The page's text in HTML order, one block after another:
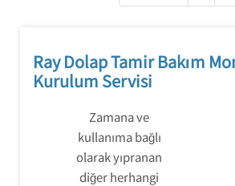
Ray Dolap Tamir Bakım
Kurulum Servisi
Zamana ve
kullanıma bağlı
olarak yıpranan
diğer herhangi